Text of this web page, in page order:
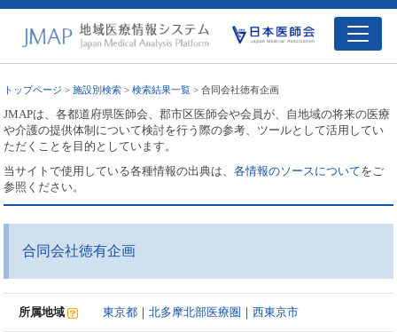
トップページ >施設別検索 >検索結果一覧 > 合同会社徳有企画
JMAPは、各都道府県医師会、郡市区医師会や会員が、自地域の将来の医療
や介護の提供体制について検討を行う際の参考、ツールとして活用してい
ただくことを目的としています。
当サイトで使用している各種情報の出典は、各情報のソースについてをご
参照ください。
合同会社徳有企画
所属地域 東京都 ｜北多摩北部医療圏 ｜西東京市